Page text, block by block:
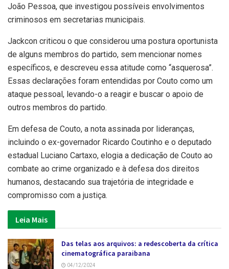
João Pessoa, que investigou possíveis envolvimentos
criminosos em secretarias municipais.
Jackcon criticou o que considerou uma postura oportunista
de alguns membros do partido, sem mencionar nomes
específicos, e descreveu essa atitude como “asquerosa”.
Essas declarações foram entendidas por Couto como um
ataque pessoal, levando-o a reagir e buscar o apoio de
outros membros do partido.
Em defesa de Couto, a nota assinada por lideranças,
incluindo o ex-governador Ricardo Coutinho e o deputado
estadual Luciano Cartaxo, elogia a dedicação de Couto ao
combate ao crime organizado e à defesa dos direitos
humanos, destacando sua trajetória de integridade e
compromisso com a justiça.
Leia Mais
Das telas aos arquivos: a redescoberta da crítica
cinematográfica paraibana
04/12/2024